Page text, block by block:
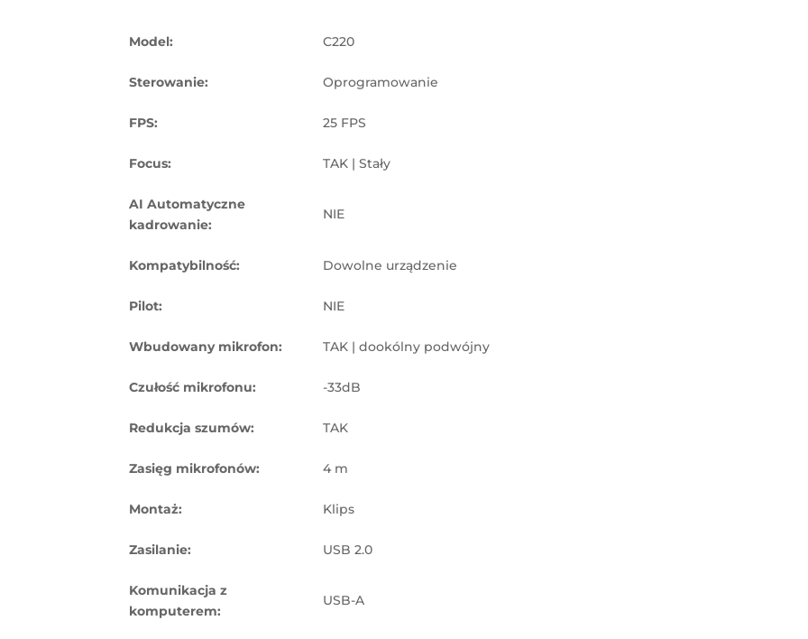
Model: C220
Sterowanie: Oprogramowanie
FPS: 25 FPS
Focus: TAK | Stały
AI Automatyczne
kadrowanie:
NIE
Kompatybilność: Dowolne urządzenie
Pilot: NIE
Wbudowany mikrofon: TAK | dookólny podwójny
Czułość mikrofonu: -33dB
Redukcja szumów: TAK
Zasięg mikrofonów: 4 m
Montaż: Klips
Zasilanie: USB 2.0
Komunikacja z
komputerem:
USB-A